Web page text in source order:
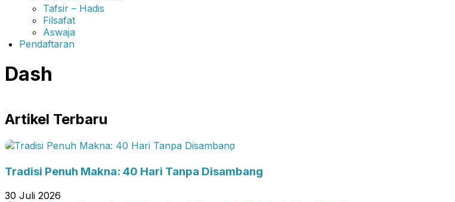
Tafsir – Hadis
Filsafat
Aswaja
Pendaftaran
Dash
Artikel Terbaru
Tradisi Penuh Makna: 40 Hari Tanpa Disambang
30 Juli 2026